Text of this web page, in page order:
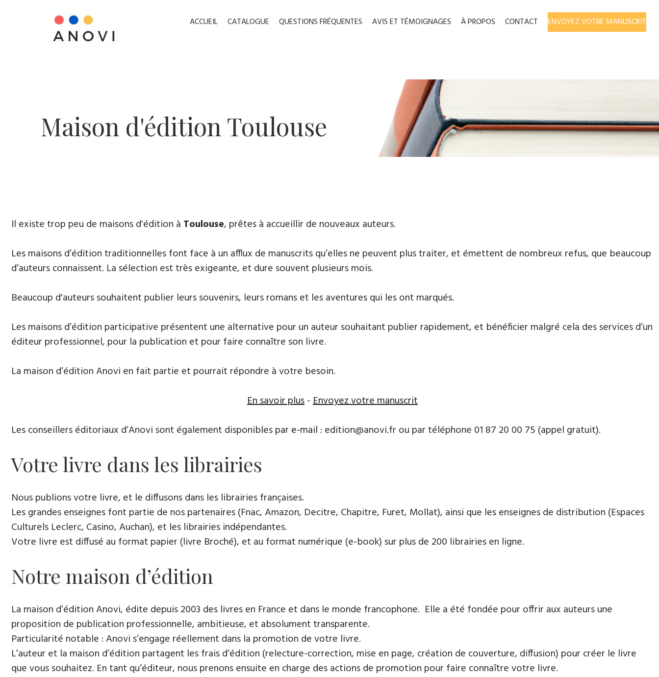
ACCUEIL CATALOGUE QUESTIONS FRÉQUENTES AVIS ET TÉMOIGNAGES À PROPOS CONTACT ENVOYEZ VOTRE MANUSCRIT
​Maison d'édition ​Toulouse
​Il existe trop peu de maisons d'édition à Toulouse, prêtes à accueillir de nouveaux auteurs.
Les maisons d’édition traditionnelles font face à un afflux de manuscrits qu’elles ne peuvent plus traiter, et émettent de nombreux refus, que beaucoup
d’auteurs connaissent. La sélection est très exigeante, et dure souvent plusieurs mois.
Beaucoup d'auteurs souhaitent publier leurs souvenirs, leurs ​romans et les aventures qui les ont marqués.
Les maisons d’édition participative présentent une alternative pour un auteur souhaitant publier rapidement, et bénéficier malgré cela des services d’un
éditeur professionnel, pour la publication et pour faire connaître son livre.
La maison d’édition Anovi en fait partie et pourrait répondre à votre besoin.
En savoir plus-Envoyez votre manuscrit
Les conseillers éditoriaux d’Anovi sont également disponibles par e-mail : edition@anovi.fr ou par téléphone ​​0​1 87 20 00 75 (appel gratuit).
Votre livre dans les librairies
Nous publions votre livre, et le diffusons dans les librairies françaises​.
Les grandes enseignes font partie de nos partenaires (Fnac, Amazon, Decitre, Chapitre, Furet, Mollat), ainsi que les enseignes de distribution (Espaces
Culturels Leclerc, Casino, Auchan), et les librairies indépendantes.
Votre livre est diffusé au format papier (livre Broché), et au format numérique (e-book) sur plus de 200 librairies en ligne.
Notre maison d’édition
La maison d’édition Anovi, édite depuis 2003 des livres en France et dans le monde francophone. Elle a été fondée pour offrir aux auteurs une
proposition de publication professionnelle, ambitieuse, et absolument transparente.
Particularité notable : Anovi s’engage réellement dans la promotion de votre livre.
L’auteur et la maison d’édition partagent les frais d’édition (relecture-correction, mise en page, création de couverture, diffusion) pour créer le livre
que vous souhaitez. En tant qu’éditeur, nous prenons ensuite en charge des actions de promotion pour faire connaître votre livre.